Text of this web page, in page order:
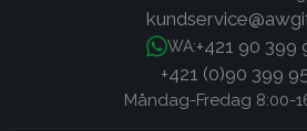
WA:+421 90 399
+421 (0)90 399
Måndag-Fredag 8:00-